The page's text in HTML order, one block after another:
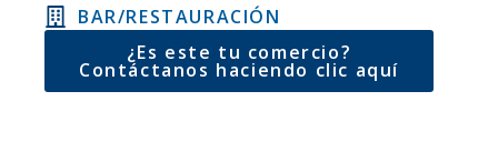
BAR/RESTAURACIÓN
¿Es este tu comercio?
Contáctanos haciendo clic aquí